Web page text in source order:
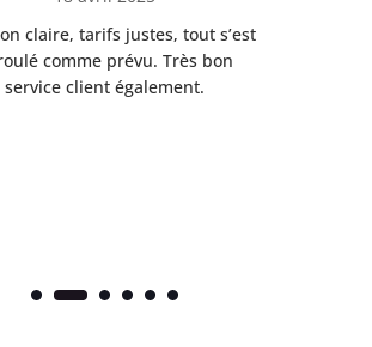
claire, tarifs justes, tout s’est
comme prévu. Très bon
service client également.